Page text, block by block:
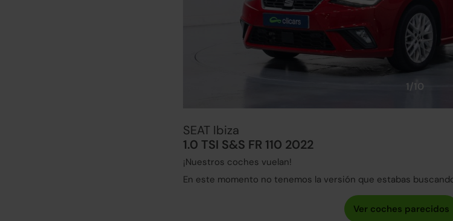
1/10
SEAT Ibiza
1.0 TSI S&S FR 110 2022
¡Nuestros coches vuelan!
En este momento no tenemos la versión que estabas